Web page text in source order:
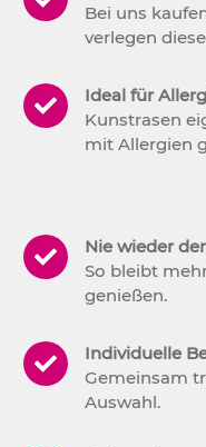
Bei uns
verlegen
Ideal für
Kunstrasen
mit Allergien
Nie wieder
So bleibt
genießen.
Individuelle
Gemeinsam
Auswahl.